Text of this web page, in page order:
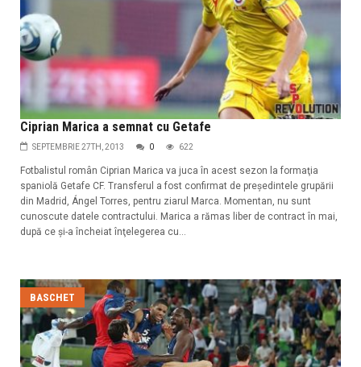
Ciprian Marica a semnat cu Getafe
SEPTEMBRIE 27TH, 2013 0 622
Fotbalistul român Ciprian Marica va juca în acest sezon la formaţia
spaniolă Getafe CF. Transferul a fost confirmat de preşedintele grupării
din Madrid, Ángel Torres, pentru ziarul Marca. Momentan, nu sunt
cunoscute datele contractului. Marica a rămas liber de contract în mai,
după ce şi-a încheiat înţelegerea cu...
BASCHET